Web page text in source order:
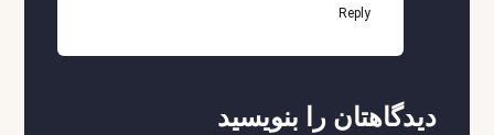
Reply
دیدگاهتان را بنویسید